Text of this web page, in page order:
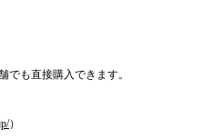
でも直接購入できます。
）